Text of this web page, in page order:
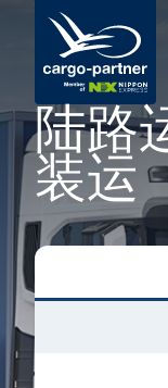
陆路
装运